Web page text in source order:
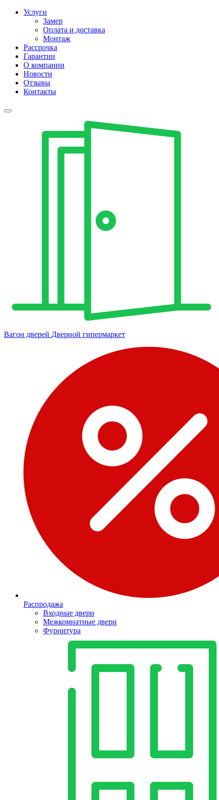
Услуги
Замер
Оплата и доставка
Монтаж
Рассрочка
Гарантии
О компании
Новости
Отзывы
Контакты
Вагон дверей Дверной гипермаркет
Распродажа
Входные двери
Межкомнатные двери
Фурнитура